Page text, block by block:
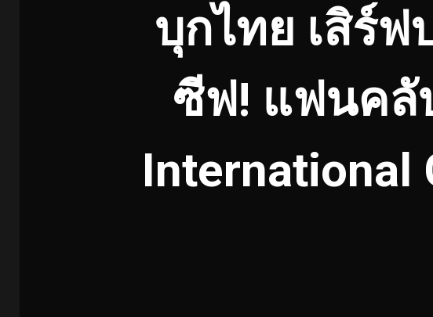
บุกไทย เสิร์
ซีฟ! แฟนคลั
International